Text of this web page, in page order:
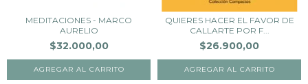
MEDITACIONES - MARCO
AURELIO
$32.000,00
QUIERES HACER EL FAVOR DE
CALLARTE POR F...
$26.900,00